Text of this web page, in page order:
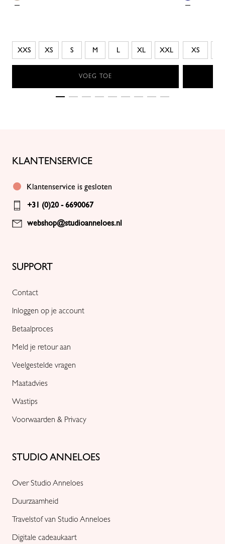
XXS XS S M L XL XXL
VOEG TOE
XS
STUDIO ANNELOES
Over Studio Anneloes
Duurzaamheid
Travelstof van Studio Anneloes
Digitale cadeaukaart
SUPPORT
Contact
Inloggen op je account
Betaalproces
Meld je retour aan
Veelgestelde vragen
Maatadvies
Wastips
Voorwaarden & Privacy
KLANTENSERVICE
Klantenservice is gesloten
+31 (0)20 - 6690067
webshop@studioanneloes.nl